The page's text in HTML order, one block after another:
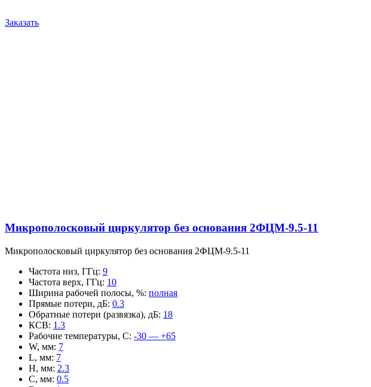
Заказать
Микрополосковый циркулятор без основания 2ФЦМ-9.5-11
Микрополосковый циркулятор без основания 2ФЦМ-9.5-11
Частота низ, ГГц: 9
Частота верх, ГГц: 10
Ширина рабочей полосы, %: полная
Прямые потери, дБ: 0.3
Обратные потери (развязка), дБ: 18
КСВ: 1.3
Рабочие температуры, С: -30 — +65
W, мм: 7
L, мм: 7
H, мм: 2.3
C, мм: 0.5